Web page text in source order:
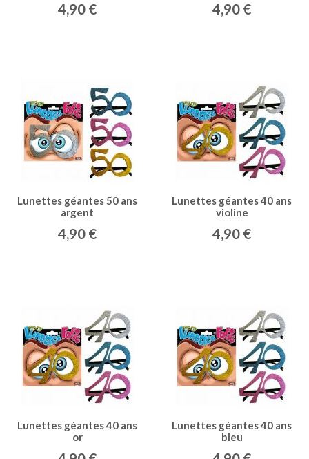
4,90 € 4,90 €
Lunettes géantes 50 ans
argent
4,90 €
Lunettes géantes 40 ans
violine
4,90 €
Lunettes géantes 40 ans
or
Lunettes géantes 40 ans
bleu